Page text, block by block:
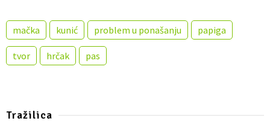
mačka kunić problem u ponašanju papiga
tvor hrčak pas
Tražilica